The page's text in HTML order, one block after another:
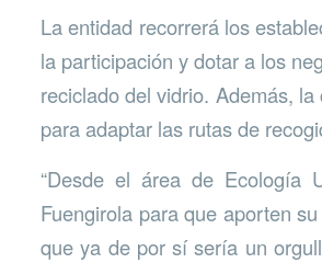
La entidad recorrerá los
la participación y dotar a los
reciclado del vidrio. Además,
para adaptar las rutas de
“Desde el área de Ecología
Fuengirola para que aporten
que ya de por sí sería un